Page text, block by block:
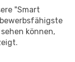
"Smart
können,